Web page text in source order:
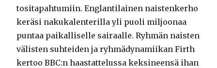
tositapahtumiin. Englantilainen naistenkerho
keräsi nakukalenterilla yli puoli miljoonaa
puntaa paikalliselle sairaalle. Ryhmän naisten
välisten suhteiden ja ryhmädynamiikan Firth
kertoo BBC:n haastattelussa keksineensä ihan